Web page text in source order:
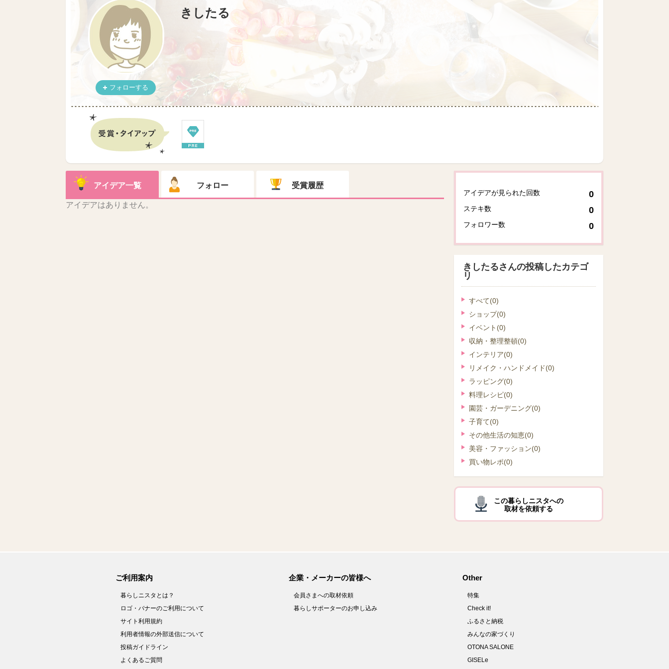
きしたる
フォローする
アイデア一覧 フォロー 受賞履歴
アイデアはありません。
アイデアが見られた回数 0
ステキ数 0
フォロワー数 0
きしたるさんの投稿したカテゴ
リ
すべて(0)
ショップ(0)
イベント (0)
収納・整理整頓(0)
インテリア(0)
リメイク・ハンドメイド(0)
ラッピング(0)
料理レシピ(0)
園芸・ガーデニング(0)
子育て(0)
その他生活の知恵(0)
美容・ファッション(0)
買い物レポ(0)
この暮らしニスタへの
取材を依頼する
ご利用案内
暮らしニスタとは？
ロゴ・バナーのご利用について
サイト利用規約
利用者情報の外部送信について
投稿ガイドライン
よくあるご質問
企業・メーカーの皆様へ
会員さまへの取材依頼
暮らしサポーターのお申し込み
Other
特集
Check it!
ふるさと納税
みんなの家づくり
OTONA SALONE
GISELe